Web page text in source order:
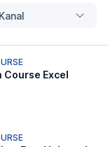
Course Excel